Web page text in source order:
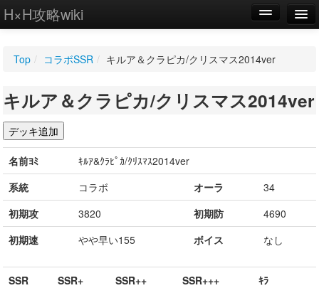
H×H攻略wiki
WIKI
設定
Top / コラボSSR / キルア＆クラピカ/クリスマス2014ver
キルア＆クラピカ/クリスマス2014ver
名前ﾖﾐ
ｷﾙｱ&ｸﾗﾋﾟｶ/ｸﾘｽﾏｽ2014ver
系統
コラボ オーラ
34
初期攻
3820 初期防
4690
初期速
やや早い155 ボイス なし
SSR SSR+ SSR++ SSR+++ ｷﾗ